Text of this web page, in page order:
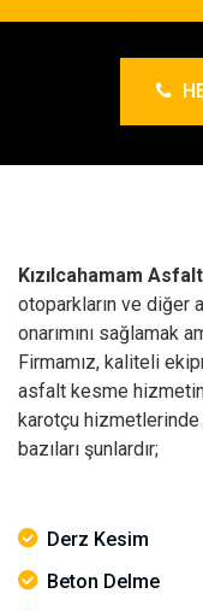
Kızılcahamam
otoparkların ve diğer
onarımını sağlamak
Firmamız, kaliteli
asfalt kesme
karotçu
bazıları şunlardır;
Derz Kesim
Beton Delme